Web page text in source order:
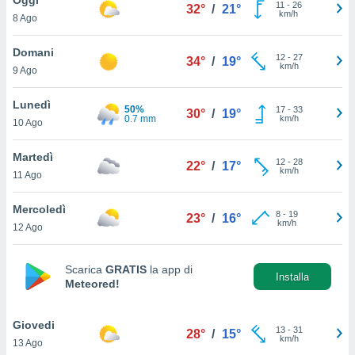
è
al sito
di
ci
di
il
un
la
nella
8 Ago
32° / 21° 11 - 26
km/h
Domani
9 Ago
34° / 19° 12- 27
km/h
Lunedì
10 Ago
50%
0.7 mm
30° / 19° 17- 33
km/h
Martedì
11 Ago
22° / 17° 12- 28
km/h
Mercoledì
12 Ago
23° / 16° 8- 19
km/h
Scarica GRATIS la app di
Meteored!
Installa
Giovedi
13 Ago
28° / 15° 13- 31
km/h